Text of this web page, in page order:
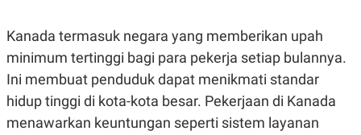
Kanada termasuk negara yang memberikan upah
minimum tertinggi bagi para pekerja setiap bulannya.
Ini membuat penduduk dapat menikmati standar
hidup tinggi di kota-kota besar. Pekerjaan di Kanada
menawarkan keuntungan seperti sistem layanan